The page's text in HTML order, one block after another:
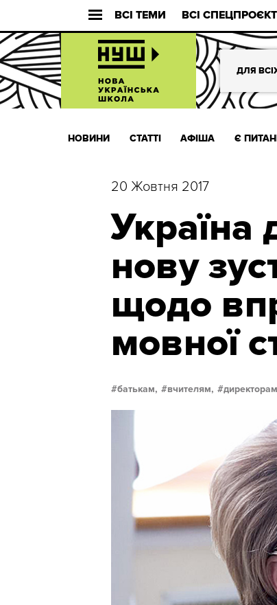
ВСІ ТЕМИ ВСІ
ДЛЯ
НОВИНИ СТАТТІ АФІША Є
20 Жовтня 2017
Україна
нову
щодо
мовної
батькам, вчителям,